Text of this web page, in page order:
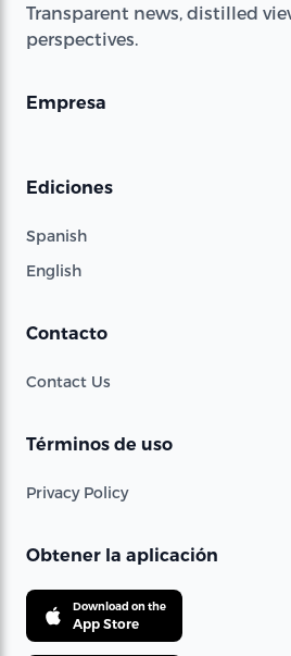
Transparent news, distilled
perspectives.
Empresa
Ediciones
Spanish
English
Contacto
Contact Us
Términos de uso
Privacy Policy
Obtener la aplicación
Download on the
App Store